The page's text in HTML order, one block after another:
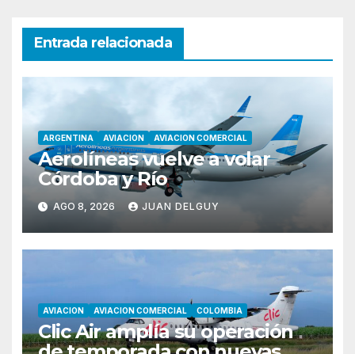
Entrada relacionada
ARGENTINA AVIACION AVIACION COMERCIAL
Aerolíneas vuelve a volar
Córdoba y Río
AGO 8, 2026 JUAN DELGUY
AVIACION AVIACION COMERCIAL COLOMBIA
Clic Air amplía su operación